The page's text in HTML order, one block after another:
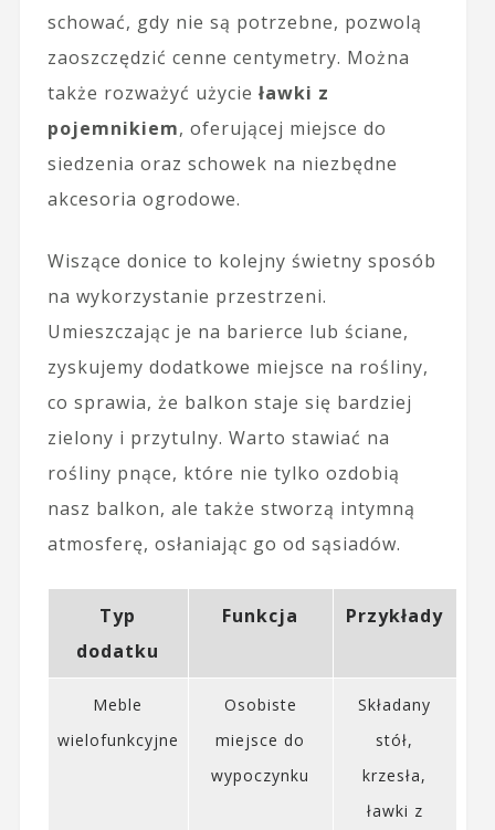
schować, gdy nie są potrzebne, pozwolą
zaoszczędzić cenne centymetry. Można
także rozważyć użycie ławki z
pojemnikiem, oferującej miejsce do
siedzenia oraz schowek na niezbędne
akcesoria ogrodowe.
Wiszące donice to kolejny świetny sposób
na wykorzystanie przestrzeni.
Umieszczając je na barierce lub ściane,
zyskujemy dodatkowe miejsce na rośliny,
co sprawia, że balkon staje się bardziej
zielony i przytulny. Warto stawiać na
rośliny pnące, które nie tylko ozdobią
nasz balkon, ale także stworzą intymną
atmosferę, osłaniając go od sąsiadów.
Typ
dodatku
Funkcja Przykłady
Meble
wielofunkcyjne
Osobiste
miejsce do
wypoczynku
Składany
stół,
krzesła,
ławki z